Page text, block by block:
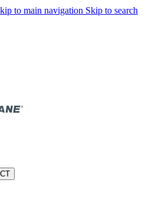
to main navigation Skip to search